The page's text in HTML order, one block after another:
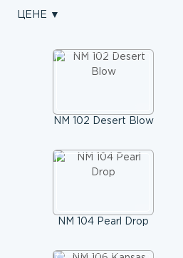
ЦЕНЕ
NM 102 Desert Blow
NM 104 Pearl Drop